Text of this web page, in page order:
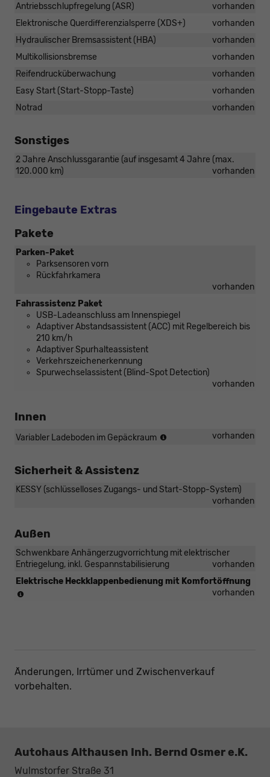
Antriebsschlupfregelung (ASR)
vorhanden
Elektronische Querdifferenzialsperre (XDS+)
vorhanden
Hydraulischer Bremsassistent (HBA)
vorhanden
Multikollisionsbremse
vorhanden
Reifendrucküberwachung
vorhanden
Easy Start (Start-Stopp-Taste)
vorhanden
Notrad
vorhanden
Sonstiges
2 Jahre Anschlussgarantie (auf insgesamt 4 Jahre (max.
120.000 km)
vorhanden
Eingebaute Extras
Pakete
Parken-Paket
Parksensoren vorn
Rückfahrkamera
vorhanden
Fahrassistenz Paket
USB-Ladeanschluss am Innenspiegel
Adaptiver Abstandsassistent (ACC) mit Regelbereich bis
210 km/h
Adaptiver Spurhalteassistent
Verkehrszeichenerkennung
Spurwechselassistent (Blind-Spot Detection)
vorhanden
Innen
Variabler Ladeboden im Gepäckraum
4x4
vorhanden
Sicherheit & Assistenz
KESSY (schlüsselloses Zugangs- und Start-Stopp-System)
vorhanden
Außen
Schwenkbare Anhängerzugvorrichtung mit elektrischer
Entriegelung, inkl. Gespannstabilisierung
vorhanden
Elektrische Heckklappenbedienung mit Komfortöffnung
[PDC]
Kessy
vorhanden
Änderungen, Irrtümer und Zwischenverkauf
vorbehalten.
Autohaus Althausen Inh. Bernd Osmer e.K.
Wulmstorfer Straße 31